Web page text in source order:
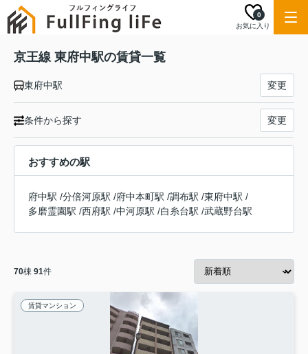
お気に入り
0
京王線 東府中駅の賃貸一覧
東府中駅 変更
条件から探す 変更
おすすめの駅
府中駅 /分倍河原駅 /府中本町駅 /調布駅 /東府中駅 /
多磨霊園駅 /西府駅 /中河原駅 /白糸台駅 /武蔵野台駅
70棟 91件
賃貸マンション